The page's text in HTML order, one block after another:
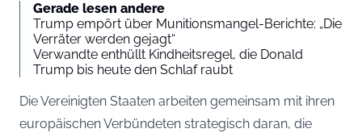
Gerade lesen andere
Trump empört über Munitionsmangel-Berichte: „Die
Verräter werden gejagt“
Verwandte enthüllt Kindheitsregel, die Donald
Trump bis heute den Schlaf raubt
Die Vereinigten Staaten arbeiten gemeinsam mit ihren
europäischen Verbündeten strategisch daran, die